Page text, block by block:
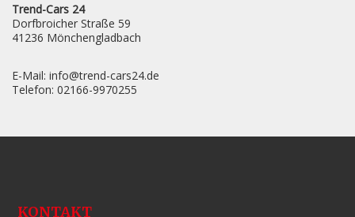
Trend-Cars 24
Dorfbroicher Straße 59
41236 Mönchengladbach
E-Mail: info@trend-cars24.de
Telefon: 02166-9970255
KONTAKT